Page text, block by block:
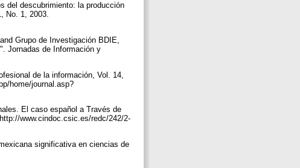
del descubrimiento: la producción
No. 1, 2003.
Grupo de Investigación BDIE,
Jornadas de Información y
de la información, Vol. 14,
home/journal.asp?
El caso español a Través de
www.cindoc.csic.es/redc/242/2-
significativa en ciencias de